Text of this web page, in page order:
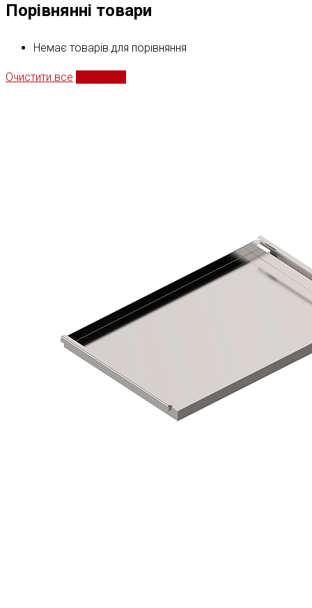
Порівнянні товари
Немає товарів для порівняння
Очистити все